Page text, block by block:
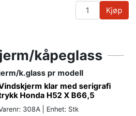
Kjøp
kåpeglass
k.glass pr modell
klar med serigrafi
Honda H52 X B66,5
308A | Enhet: Stk